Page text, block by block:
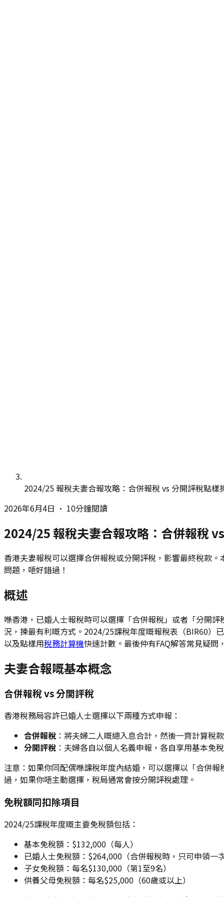
2024/25 報稅夫妻合報攻略：合併報稅 vs 分開評稅點樣
2026年6月4日 • 10分鐘閱讀
2024/25 報稅夫妻合報攻略：合併報稅
香港夫妻報稅可以選擇合併報稅或分開評稅，影響最終稅款
問題，唔好錯過！
概述
喺香港，已婚人士報稅時可以選擇「合併報稅」或者「分開
況，揀最有利嘅方式。2024/25課稅年度嘅報稅表（BIR60）
以及點樣用稅務計算機快速計數。最後仲有FAQ解答常見疑問
夫妻合報嘅基本概念
合併報稅 vs 分開評稅
香港稅務局容許已婚人士選擇以下兩種方式申報：
合併報稅 ：將夫婦二人嘅總入息合計，然後一齊計算稅
分開評稅 ：夫婦各自以個人名義申報，各自享用基本
注意：如果你同配偶喺課稅年度內結婚，可以選擇以「合併
過，如果你唔主動選擇，稅局通常會按分開評稅處理。
免稅額同扣除項目
2024/25課稅年度嘅主要免稅額包括：
基本免稅額：$132,000（每人）
已婚人士免稅額：$264,000（合併報稅時，只可申領一
子女免稅額：每名$130,000（第1至9名）
供養父母免稅額：每名$25,000（60歲或以上）